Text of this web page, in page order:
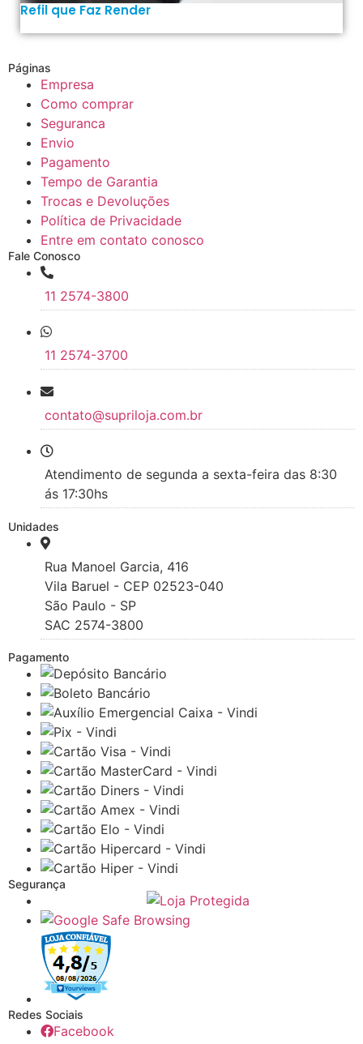
Refil que Faz Render
Páginas
Empresa
Como comprar
Seguranca
Envio
Pagamento
Tempo de Garantia
Trocas e Devoluções
Política de Privacidade
Entre em contato conosco
Fale Conosco
11 2574-3800
11 2574-3700
contato@supriloja.com.br
Atendimento de segunda a sexta-feira das 8:30
ás 17:30hs
Unidades
Rua Manoel Garcia, 416
Vila Baruel - CEP 02523-040
São Paulo - SP
SAC 2574-3800
Pagamento
Segurança
Redes Sociais
Facebook